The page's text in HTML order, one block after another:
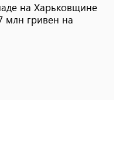
на Харьковщине
млн ​​гривен на